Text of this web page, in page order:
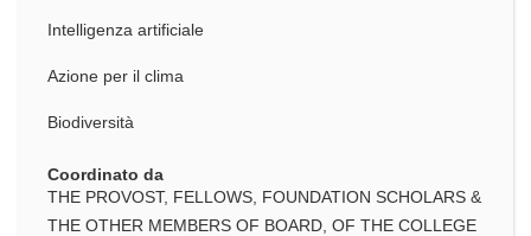
Intelligenza artificiale
Azione per il clima
Biodiversità
Coordinato da
THE PROVOST, FELLOWS, FOUNDATION SCHOLARS &
THE OTHER MEMBERS OF BOARD, OF THE COLLEGE